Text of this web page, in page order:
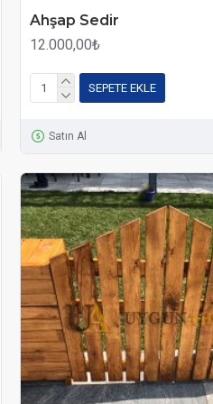
Ahşap Sedir
12.000,00₺
SEPETE EKLE
Satın Al